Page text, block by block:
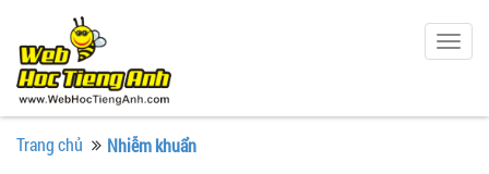
Trang chủ Nhiễm khuẩn